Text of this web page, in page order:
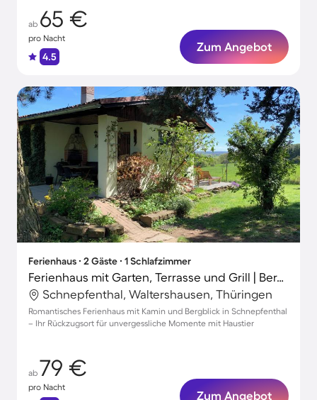
ab 65 €
pro Nacht
4.5
Zum Angebot
Ferienhaus ∙ 2 Gäste ∙ 1 Schlafzimmer
Ferienhaus mit Garten, Terrasse und Grill | Bergblick
Schnepfenthal, Waltershausen, Thüringen
Romantisches Ferienhaus mit Kamin und Bergblick in Schnepfenthal
– Ihr Rückzugsort für unvergessliche Momente mit Haustier
ab 79 €
pro Nacht
Zum Angebot